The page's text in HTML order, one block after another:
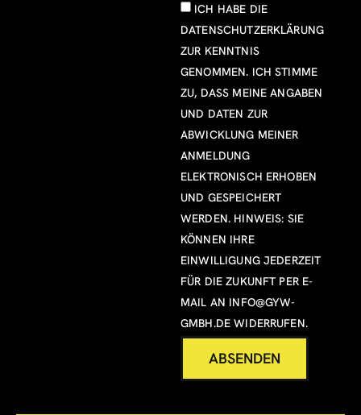
ICH HABE DIE
DATENSCHUTZERKLÄRUNG
ZUR KENNTNIS
GENOMMEN. ICH STIMME
ZU, DASS MEINE ANGABEN
UND DATEN ZUR
ABWICKLUNG MEINER
ANMELDUNG
ELEKTRONISCH ERHOBEN
UND GESPEICHERT
WERDEN. HINWEIS: SIE
KÖNNEN IHRE
EINWILLIGUNG JEDERZEIT
FÜR DIE ZUKUNFT PER E-
MAIL AN INFO@GYW-
GMBH.DE WIDERRUFEN.
ABSENDEN